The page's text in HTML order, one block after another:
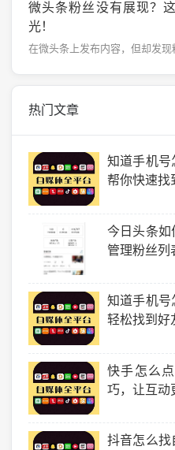
微头条粉丝没有展现？
光！
热门文章
知道手机号
帮你快速找
今日头条如
管理粉丝列
知道手机号
轻松找到好
快手怎么
巧，让互动
抖音怎么找